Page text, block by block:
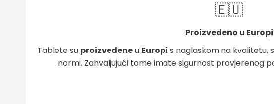
🇪🇺
Proizvedeno u Europi
Tablete su proizvedene u Europi s naglaskom na kvalitetu,
normi. Zahvaljujući tome imate sigurnost provjerenog